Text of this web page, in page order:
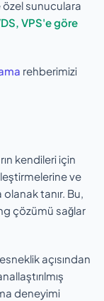
sunuculara
VPS'e göre
rehberimizi
kendileri için
ve
tanır. Bu,
çözümü sağlar
açısından
deneyimi